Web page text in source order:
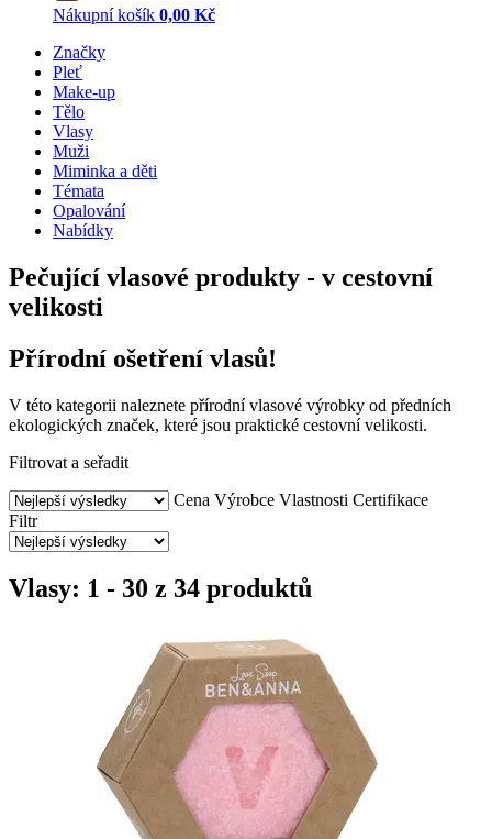
Nákupní košík 0,00 Kč
Značky
Pleť
Make-up
Tělo
Vlasy
Muži
Miminka a děti
Témata
Opalování
Nabídky
Pečující vlasové produkty - v cestovní
velikosti
Přírodní ošetření vlasů!
V této kategorii naleznete přírodní vlasové výrobky od předních
ekologických značek, které jsou praktické cestovní velikosti.
Filtrovat a seřadit
Cena Výrobce Vlastnosti Certifikace
Filtr
Vlasy: 1 - 30 z 34 produktů